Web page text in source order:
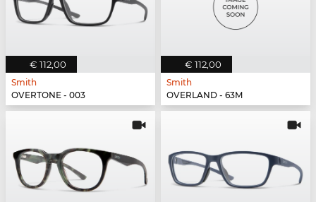
€ 112,00
Smith
OVERTONE - 003
€ 112,00
Smith
OVERLAND - 63M